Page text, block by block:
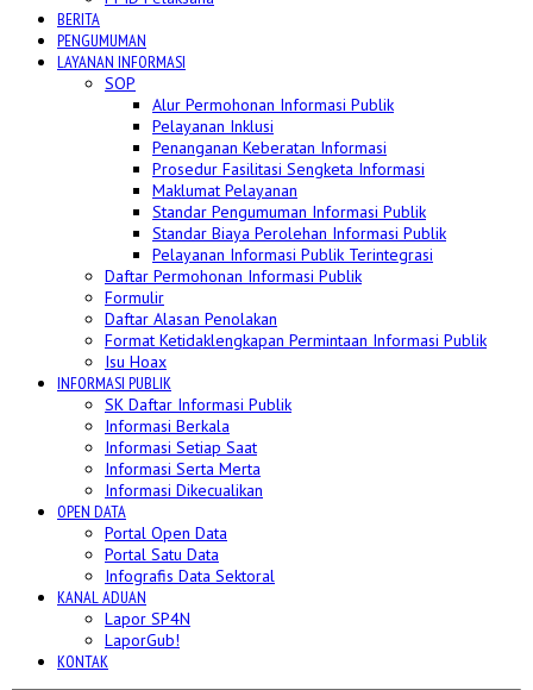
BERITA
PENGUMUMAN
LAYANAN INFORMASI
SOP
Alur Permohonan Informasi Publik
Pelayanan Inklusi
Penanganan Keberatan Informasi
Prosedur Fasilitasi Sengketa Informasi
Maklumat Pelayanan
Standar Pengumuman Informasi Publik
Standar Biaya Perolehan Informasi Publik
Pelayanan Informasi Publik Terintegrasi
Daftar Permohonan Informasi Publik
Formulir
Daftar Alasan Penolakan
Format Ketidaklengkapan Permintaan Informasi Publik
Isu Hoax
INFORMASI PUBLIK
SK Daftar Informasi Publik
Informasi Berkala
Informasi Setiap Saat
Informasi Serta Merta
Informasi Dikecualikan
OPEN DATA
Portal Open Data
Portal Satu Data
Infografis Data Sektoral
KANAL ADUAN
Lapor SP4N
LaporGub!
KONTAK